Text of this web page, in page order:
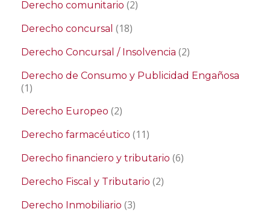
Derecho comunitario (2)
Derecho concursal (18)
Derecho Concursal / Insolvencia (2)
Derecho de Consumo y Publicidad Engañosa
(1)
Derecho Europeo (2)
Derecho farmacéutico (11)
Derecho financiero y tributario (6)
Derecho Fiscal y Tributario (2)
Derecho Inmobiliario (3)